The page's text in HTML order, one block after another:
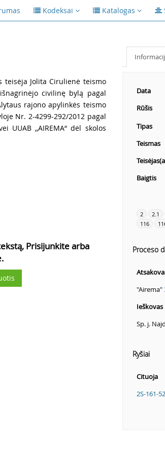
Kodeksai Katalogas
teisėja Jolita Cirulienė teismo
civilinę bylą pagal
rajono apylinkės teismo
Nr. 2-4299-292/2012 pagal
UUAB ,,AIREMA“ dėl skolos
Prisijunkite arba
Data
Rūšis
Tipas
Teismas
Baigtis
2 2.1
116
Proceso
"Airema"
Ieškovas
Sp. j.
Ryšiai
Cituoja
2S-161-